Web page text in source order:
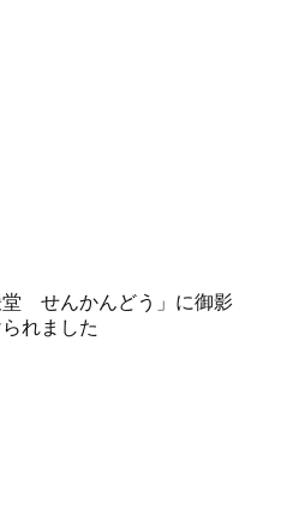
堂 せんかんどう」に御影
れました